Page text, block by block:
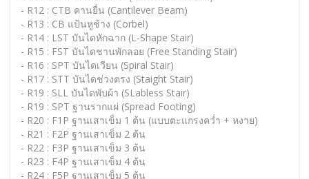
- R12 : CTB คานยื่น (Cantilever Beam)
- R13 : CB แป้นหูช้าง (Corbel)
- R14 : LST บันไดหักฉาก (L-Shape Stair)
- R15 : FST บันไดชานพักลอย (Free Standing Stair)
- R16 : SPT บันไดเวียน (Spiral Stair)
- R17 : STT บันไดช่วงตรง (Staight Stair)
- R19 : SLL บันไดพับผ้า (SLabless Stair)
- R19 : SPT ฐานรากแผ่ (Spread Footing)
- R20 : F1P ฐานเสาเข็ม 1 ต้น (แบบตะแกรงคว่ำ + หงาย)
- R21 : F2P ฐานเสาเข็ม 2 ต้น
- R22 : F3P ฐานเสาเข็ม 3 ต้น
- R23 : F4P ฐานเสาเข็ม 4 ต้น
- R24 : F5P ฐานเสาเข็ม 5 ต้น